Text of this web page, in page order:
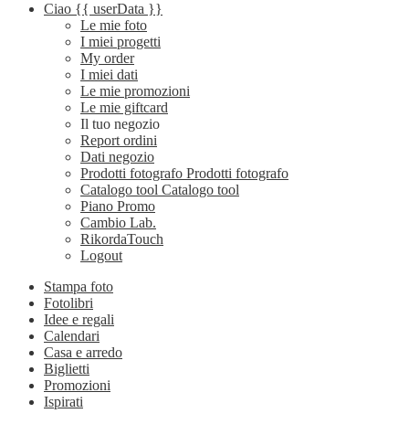
Ciao {{ userData }}
Le mie foto
I miei progetti
My order
I miei dati
Le mie promozioni
Le mie giftcard
Il tuo negozio
Report ordini
Dati negozio
Prodotti fotografo Prodotti fotografo
Catalogo tool Catalogo tool
Piano Promo
Cambio Lab.
RikordaTouch
Logout
Stampa foto
Fotolibri
Idee e regali
Calendari
Casa e arredo
Biglietti
Promozioni
Ispirati